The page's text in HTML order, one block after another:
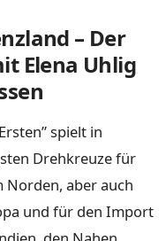
– Der
Elena Uhlig
spielt in
Drehkreuze für
Norden, aber auch
und für den Import